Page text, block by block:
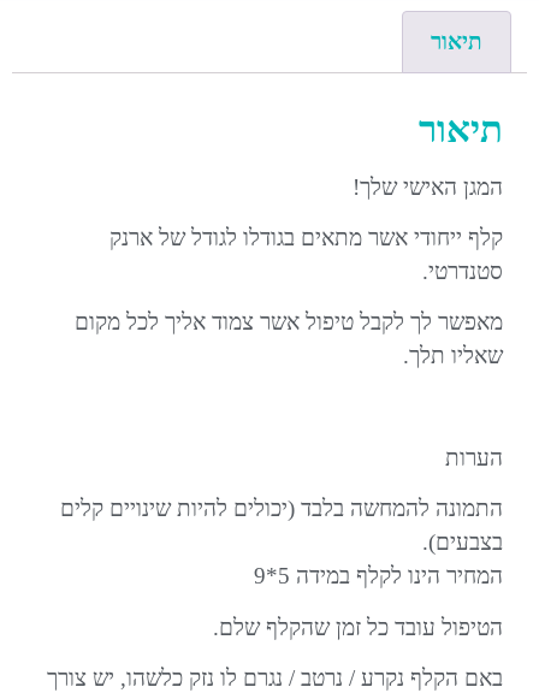
תיאור
תיאור
המגן האישי שלך!
קלף ייחודי אשר מתאים בגודלו לגודל של ארנק
סטנדרטי.
מאפשר לך לקבל טיפול אשר צמוד אליך לכל מקום
שאליו תלך.
הערות
התמונה להמחשה בלבד (יכולים להיות שינויים קלים
בצבעים).
המחיר הינו לקלף במידה 5*9
הטיפול עובד כל זמן שהקלףשלם.
באם הקלף נקרע / נרטב / נגרם לו נזק כלשהו, יש צורך